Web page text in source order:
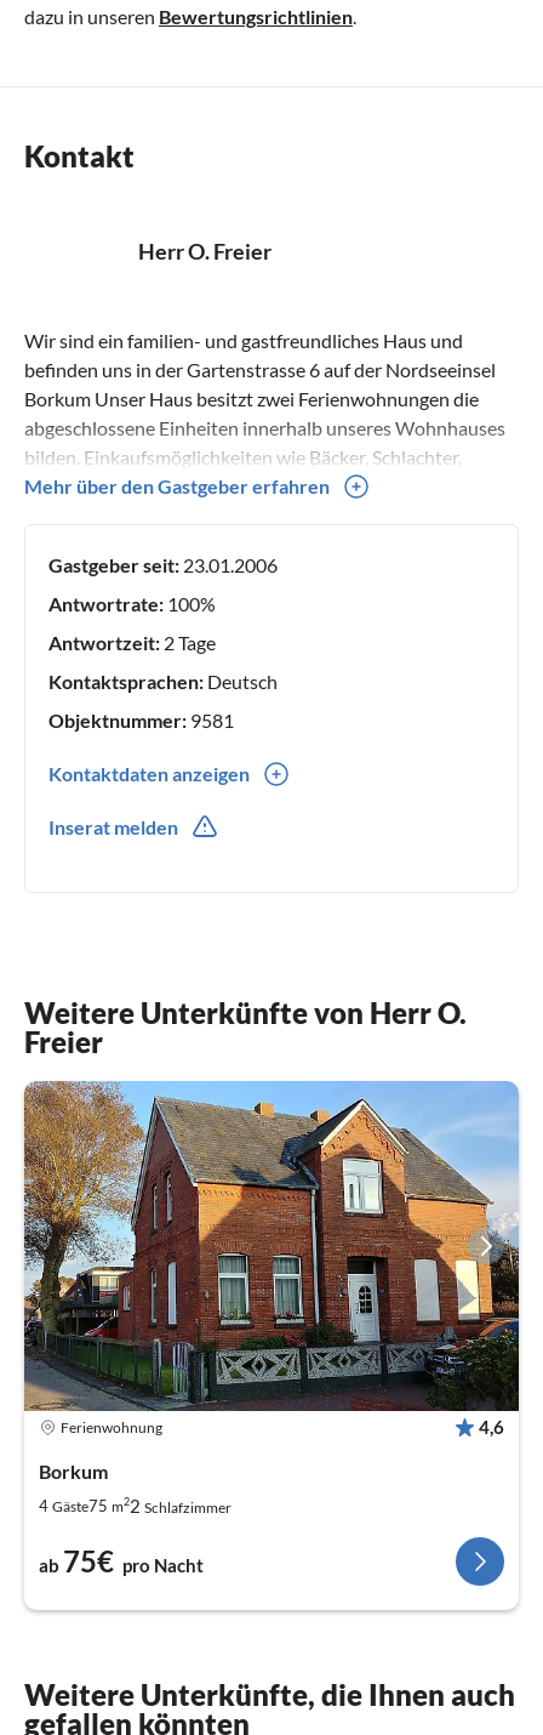
dazu in unseren Bewertungsrichtlinien
Kontakt
Herr O. Freier
Wir sind ein familien- und gastfreundliches Haus und
befinden uns in der Gartenstrasse 6 auf der Nordseeinsel
Borkum Unser Haus besitzt zwei Ferienwohnungen die
abgeschlossene Einheiten innerhalb unseres Wohnhauses
bilden. Einkaufsmöglichkeiten wie Bäcker, Schlachter,
Lebensmittel und Fahrradverleih sind in unmittelbarer
Mehr über den Gastgeber erfahren
Gastgeber seit: 23.01.2006
Antwortrate: 100%
Antwortzeit: 2 Tage
Kontaktsprachen: Deutsch
Objektnummer: 9581
Kontaktdaten anzeigen
Inserat melden
Weitere Unterkünfte von Herr O.
Freier
Ferienwohnung 4,6
Borkum
4 Gäste75 m22 Schlafzimmer
ab 75€ pro Nacht
Weitere Unterkünfte, die Ihnen auch
gefallen könnten